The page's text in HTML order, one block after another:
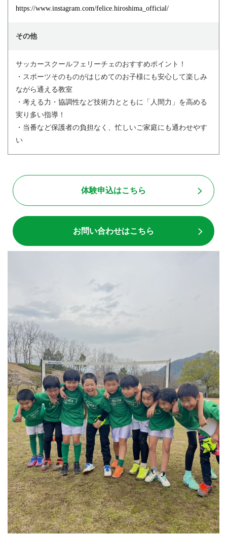
https://www.instagram.com/felice.hiroshima_official/
その他
サッカースクールフェリーチェのおすすめポイント！
・スポーツそのものがはじめてのお子様にも安心して楽しみ
ながら通える教室
・考える力・協調性など技術力とともに「人間力」を高める
実り多い指導！
・当番など保護者の負担なく、忙しいご家庭にも通わせやす
い
体験申込はこちら
お問い合わせはこちら